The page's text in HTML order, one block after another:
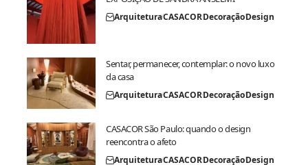
ArquiteturaCASACORDecoraçãoDesign
Sentar, permanecer, contemplar: o novo luxo
da casa
ArquiteturaCASACORDecoraçãoDesign
CASACOR São Paulo: quando o design
reencontra o afeto
ArquiteturaCASACORDecoraçãoDesign